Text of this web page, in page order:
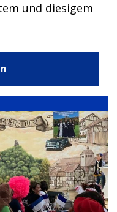
und diesigem